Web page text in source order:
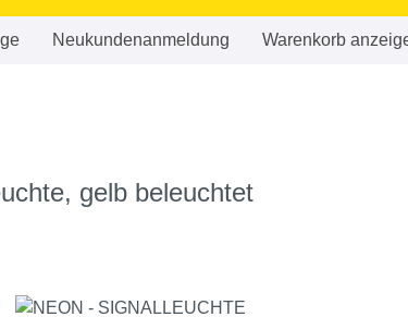
Neukundenanmeldung Warenkorb
gelb beleuchtet